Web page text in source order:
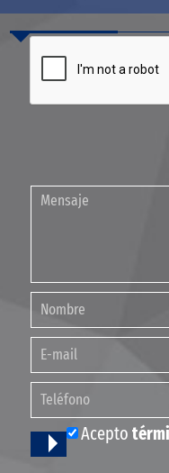
Contáctenos
Acepto